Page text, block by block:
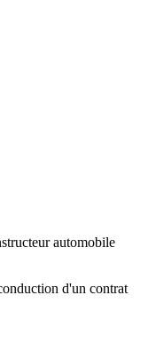
automobile
d'un contrat